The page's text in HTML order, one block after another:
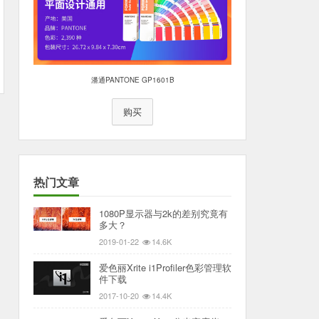
潘通PANTONE GP1601B
购买
热门文章
1080P显示器与2k的差别究竟有
多大？
2019-01-22 14.6K
爱色丽Xrite i1Profiler色彩管理软
件下载
2017-10-20 14.4K